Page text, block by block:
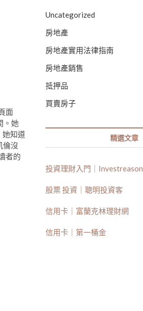
面
。她
她知道
倫沒
者的
Uncategorized
房地產
房地產實用法律指南
房地產銷售
抵押品
買賣房子
精選文章
投資理財入門｜Investreason
股票 投資｜聰明投資客
信用卡｜富蘭克林理財網
信用卡｜第一桶金